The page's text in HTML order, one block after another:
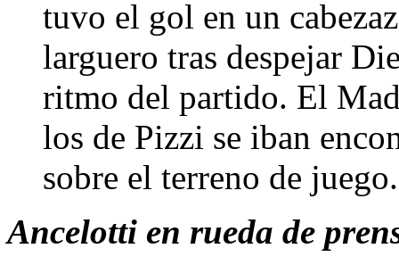
tuvo el gol en un
larguero tras despejar
ritmo del partido. El
los de Pizzi se iban
sobre el terreno de
Ancelotti en rueda de